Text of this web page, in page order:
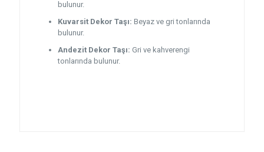
bulunur.
Kuvarsit Dekor Taşı: Beyaz ve gri tonlarında
bulunur.
Andezit Dekor Taşı: Gri ve kahverengi
tonlarında bulunur.